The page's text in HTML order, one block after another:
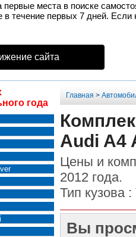
места в поиске
в течение первых 7 дней.
сайта
года
Главная >
Audi A4
Цены и
2012 года.
Тип кузова :
Вы